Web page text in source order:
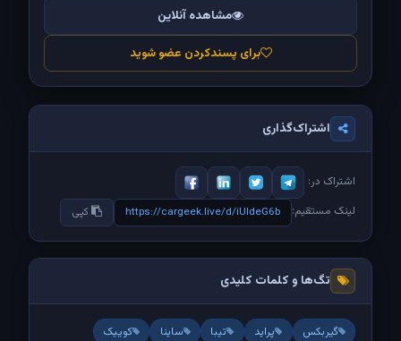
مشاهده آنلاین
برای پسندکردن عضو شوید
اشتراک‌گذاری
اشتراک در:
لینک مستقیم: https://cargeek.live/d/iUldeG6b کپی
تگ‌ها و کلمات کلیدی
گیربکس پراید تیبا ساینا کوییک